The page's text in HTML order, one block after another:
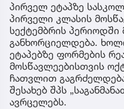
პირველ ეტაპზე
პირველი კლასის
სექტემბრის პერიოდში
განხორციელდება.
ეტაპებზე ფორმების
მოსწავლეებისთვის
ჩათვლით
შესახებ შპს
ავრცელებს.